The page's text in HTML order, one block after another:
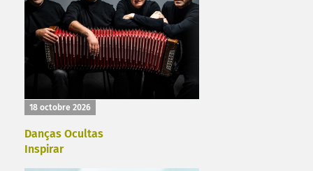
18 octobre 2026
Danças Ocultas
Inspirar